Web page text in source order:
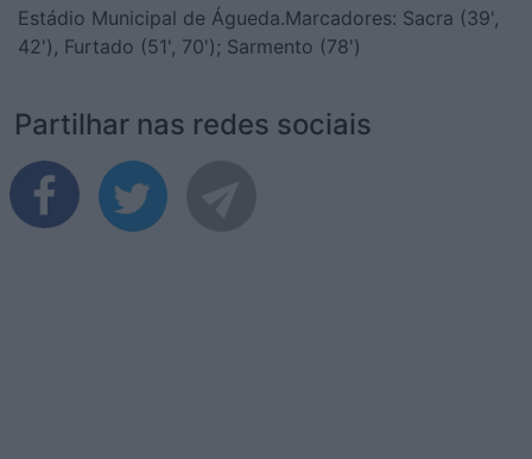
Estádio Municipal de Águeda.Marcadores: Sacra (39',
42'), Furtado (51', 70'); Sarmento (78')
Partilhar nas redes sociais